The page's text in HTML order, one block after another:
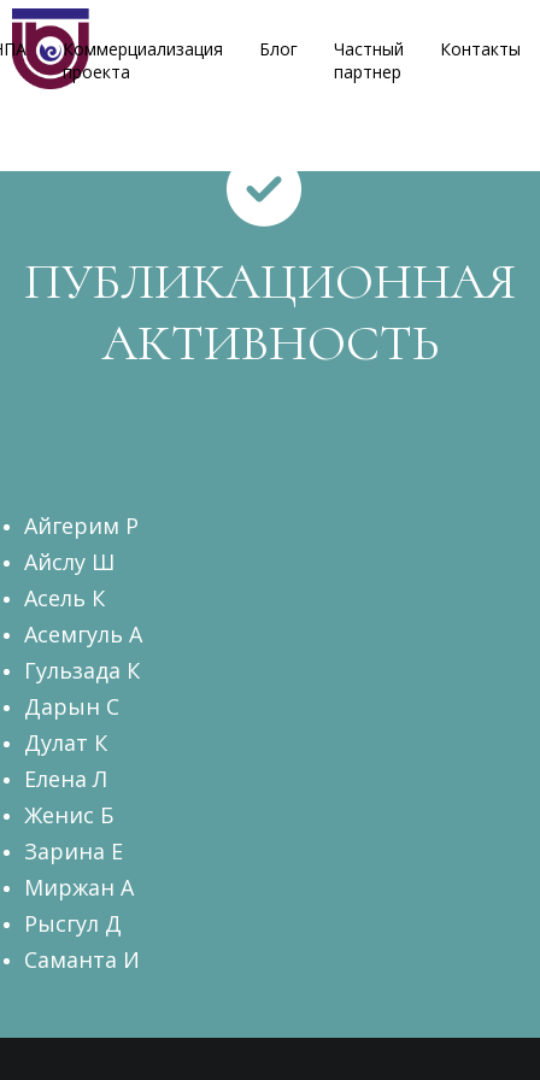
Коммерциализация
проекта
Блог
Частный
партнер
Контакты
ПУБЛИКАЦИОННАЯ
АКТИВНОСТЬ
Айгерим Р
Айслу Ш
Асель К
Асемгуль А
Гульзада К
Дарын С
Дулат К
Елена Л
Женис Б
Зарина Е
Миржан А
Рысгул Д
Саманта И